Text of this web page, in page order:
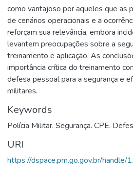
como vantajoso por aqueles que as
de cenários operacionais e a
reforçam sua relevância, embora
levantem preocupações sobre a
treinamento e aplicação. As
importância crítica do treinamento
defesa pessoal para a segurança e
militares.
Keywords
Polícia Militar. Segurança. CPE.
URI
https://dspace.pm.go.gov.br/